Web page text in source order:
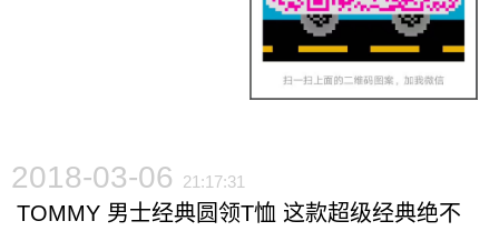
2018-03-06 21:17:31
TOMMY 男士经典圆领T恤 这款超级经典绝不